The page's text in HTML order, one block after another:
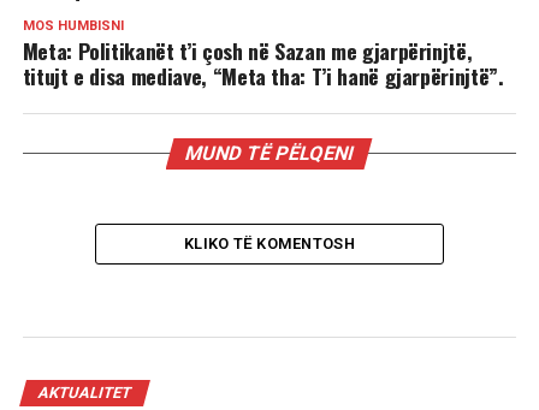
MOS HUMBISNI
Meta: Politikanët t’i çosh në Sazan me gjarpërinjtë,
titujt e disa mediave, “Meta tha: T’i hanë gjarpërinjtë”.
MUND TË PËLQENI
KLIKO TË KOMENTOSH
AKTUALITET